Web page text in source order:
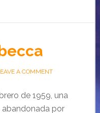
A COMMENT
de 1959, una
por